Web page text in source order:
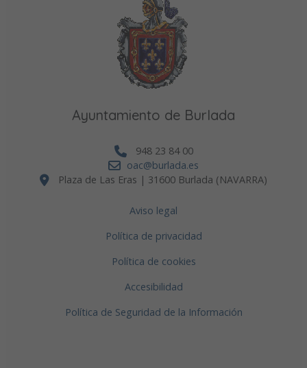
Ayuntamiento de Burlada
948 23 84 00
oac@burlada.es
Plaza de Las Eras | 31600 Burlada (NAVARRA)
Aviso legal
Política de privacidad
Política de cookies
Accesibilidad
Política de Seguridad de la Información